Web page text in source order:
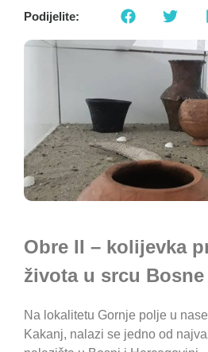
Podijelite:
Obre II – kolijevka
života u srcu Bosne
Na lokalitetu Gornje polje u
Kakanj, nalazi se jedno od